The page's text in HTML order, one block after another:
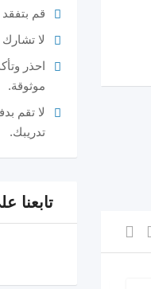
قم
لا
احذر
موثوقة.
لا تقم
تدريبك.
تابعنا